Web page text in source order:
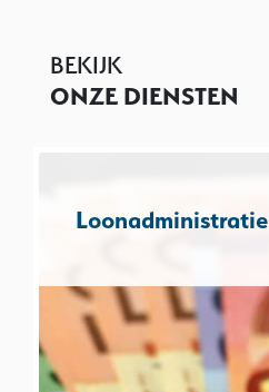
BEKIJK
ONZE DIENSTEN
Loonadministratie